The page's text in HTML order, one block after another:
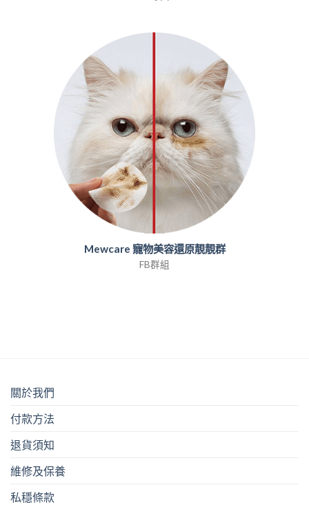
Mewcare 寵物美容還原靚靚群
FB群組
關於我們
付款方法
退貨須知
維修及保養
私穩條款